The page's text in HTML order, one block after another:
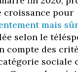
croissance pour
mais
selon le
compte des
sociale